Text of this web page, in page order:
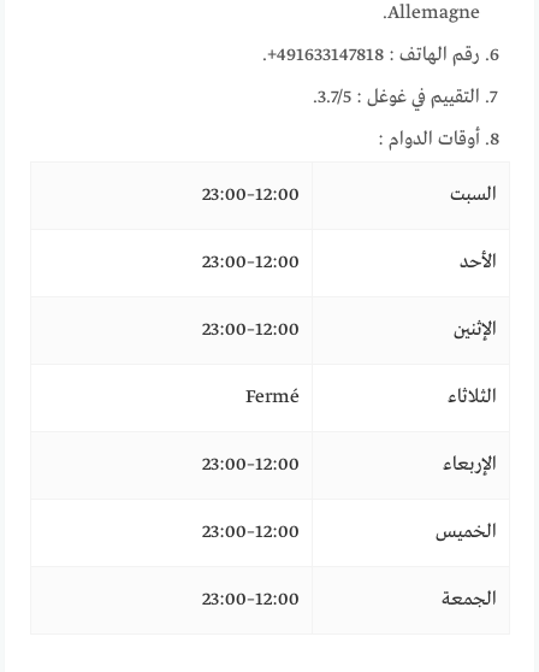
Allemagne.
رقم الهاتف : 491633147818+.
التقييم في غوغل : 3.7/5.
أوقات الدوام :
السبت 12:00–23:00
الأحد 12:00–23:00
الإثنين 12:00–23:00
الثلاثاء Fermé
الإربعاء 12:00–23:00
الخميس 12:00–23:00
الجمعة 12:00–23:00